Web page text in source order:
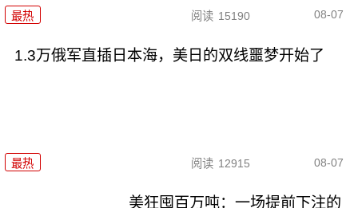
最热 阅读 15190 08-07
1.3万俄军直插日本海，美日的双线噩梦开始了
最热 阅读 12915 08-07
美狂囤百万吨：一场提前下注的